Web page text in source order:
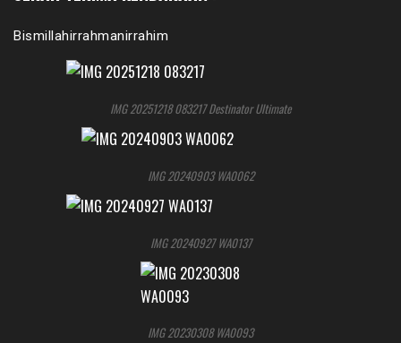
Bismillahirrahmanirrahim
IMG 20251218 083217 Destinator Ultimate
IMG 20240903 WA0062
IMG 20240927 WA0137
IMG 20230308 WA0093